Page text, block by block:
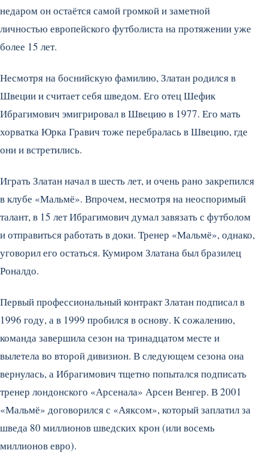
недаром он остаётся самой громкой и заметной
личностью европейского футболиста на протяжении уже
более 15 лет.
Несмотря на боснийскую фамилию, Златан родился в
Швеции и считает себя шведом. Его отец Шефик
Ибрагимович эмигрировал в Швецию в 1977. Его мать
хорватка Юрка Гравич тоже перебралась в Швецию, где
они и встретились.
Играть Златан начал в шесть лет, и очень рано закрепился
в клубе «Мальмё». Впрочем, несмотря на неоспоримый
талант, в 15 лет Ибрагимович думал завязать с футболом
и отправиться работать в доки. Тренер «Мальмё», однако,
уговорил его остаться. Кумиром Златана был бразилец
Роналдо.
Первый профессиональный контракт Златан подписал в
1996 году, а в 1999 пробился в основу. К сожалению,
команда завершила сезон на тринадцатом месте и
вылетела во второй дивизион. В следующем сезона она
вернулась, а Ибрагимович тщетно попытался подписать
тренер лондонского «Арсенала» Арсен Венгер. В 2001
«Мальмё» договорился с «Аяксом», который заплатил за
шведа 80 миллионов шведских крон (или восемь
миллионов евро).